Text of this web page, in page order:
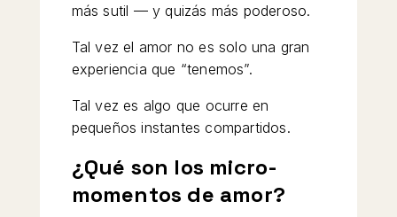
más sutil — y quizás más poderoso.
Tal vez el amor no es solo una gran
experiencia que “tenemos”.
Tal vez es algo que ocurre en
pequeños instantes compartidos.
¿Qué son los micro-
momentos de amor?